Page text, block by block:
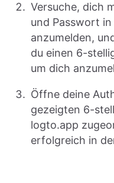
Versuche, dich
und Passwort
anzumelden,
du einen 6-
um dich
Öffne deine
gezeigten 6-
logto.app
erfolgreich in